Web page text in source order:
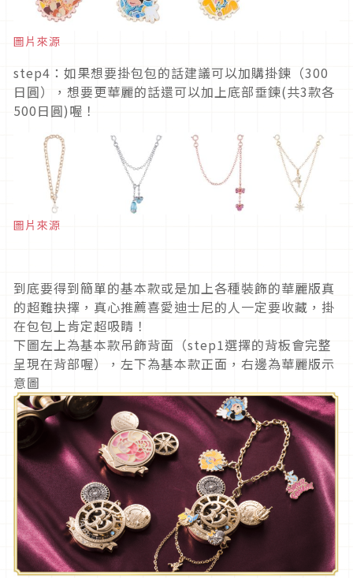
圖片來源
step4：如果想要掛包包的話建議可以加購掛鍊（300
日圓），想要更華麗的話還可以加上底部垂鍊(共3款各
500日圓)喔！
圖片來源
到底要得到簡單的基本款或是加上各種裝飾的華麗版真
的超難抉擇，真心推薦喜愛迪士尼的人一定要收藏，掛
在包包上肯定超吸睛！
下圖左上為基本款吊飾背面（step1選擇的背板會完整
呈現在背部喔），左下為基本款正面，右邊為華麗版示
意圖